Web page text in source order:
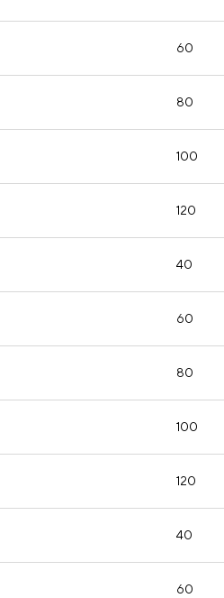
60
80
100
120
40
60
80
100
120
40
60